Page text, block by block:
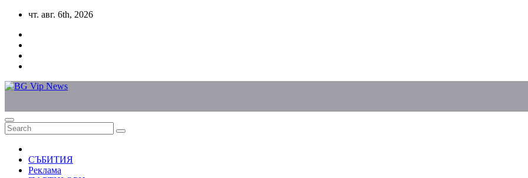
Skip
content
чт. авг. 6th, 2026
СЪБИТИЯ
Реклама